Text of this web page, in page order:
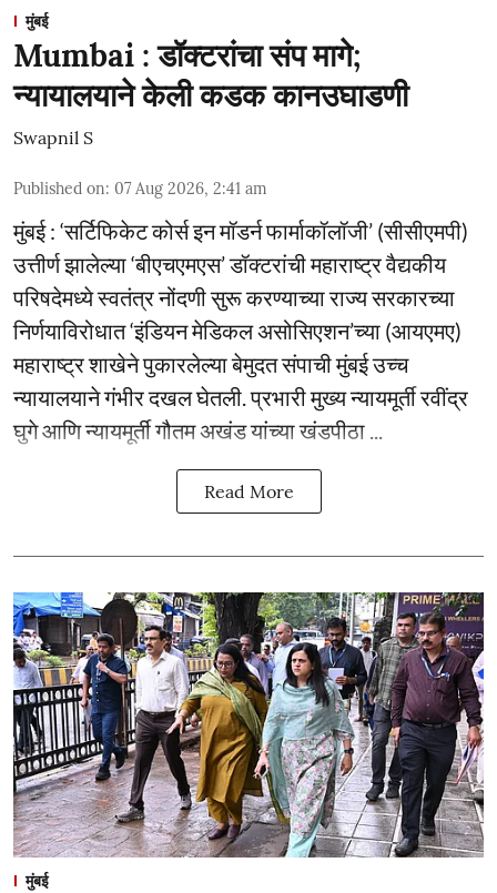
मुंबई
Mumbai : डॉक्टरांचा संप मागे;
न्यायालयाने केली कडक कानउघाडणी
Swapnil S
Published on: 07 Aug 2026, 2:41 am
मुंबई : ‘सर्टिफिकेट कोर्स इन मॉडर्न फार्माकॉलॉजी’ (सीसीएमपी)
उत्तीर्ण झालेल्या ‘बीएचएमएस’ डॉक्टरांची महाराष्ट्र वैद्यकीय
परिषदेमध्ये स्वतंत्र नोंदणी सुरू करण्याच्या राज्य सरकारच्या
निर्णयाविरोधात ‘इंडियन मेडिकल असोसिएशन’च्या (आयएमए)
महाराष्ट्र शाखेने पुकारलेल्या बेमुदत संपाची मुंबई उच्च
न्यायालयाने गंभीर दखल घेतली. प्रभारी मुख्य न्यायमूर्ती रवींद्र
घुगे आणि न्यायमूर्ती गौतम अखंड यांच्या खंडपीठा ...
Read More
मुंबई